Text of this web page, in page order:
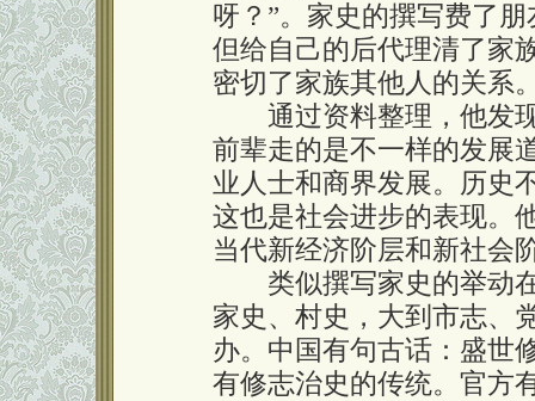
呀？”。家史的撰写费了
但给自己的后代理清了家
密切了家族其他人的关系
通过资料整理，他发现
前辈走的是不一样的发展
业人士和商界发展。历史
这也是社会进步的表现。
当代新经济阶层和新社会
类似撰写家史的举动在
家史、村史，大到市志、
办。中国有句古话：盛世
有修志治史的传统。官方